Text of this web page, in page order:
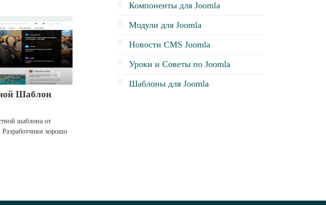
0
Шаблон
шаблона от
Разработчики хорошо
Компоненты для Joomla
Модули для Joomla
Новости CMS Joomla
Уроки и Советы по Joomla
Шаблоны для Joomla